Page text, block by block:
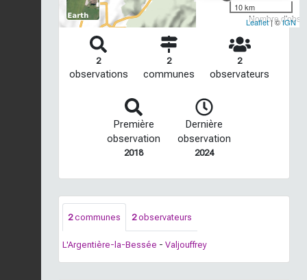
Nombre
10 km
Leaflet| ©IGN
2
observations
2
communes
2
observateurs
Première
observation
2018
Dernière
observation
2024
2communes 2observateurs
L'Argentière-la-Bessée - Valjouffrey